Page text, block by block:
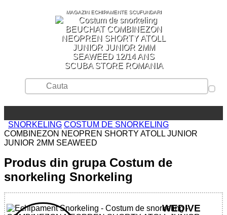
MAGAZIN ECHIPAMENTE SCUFUNDARI
SCUBA STORE ROMANIA
SNORKELING COSTUM DE SNORKELING
COMBINEZON NEOPREN SHORTY ATOLL JUNIOR
JUNIOR 2MM SEAWEED
Produs din grupa Costum de
snorkeling Snorkeling
WEDIVE